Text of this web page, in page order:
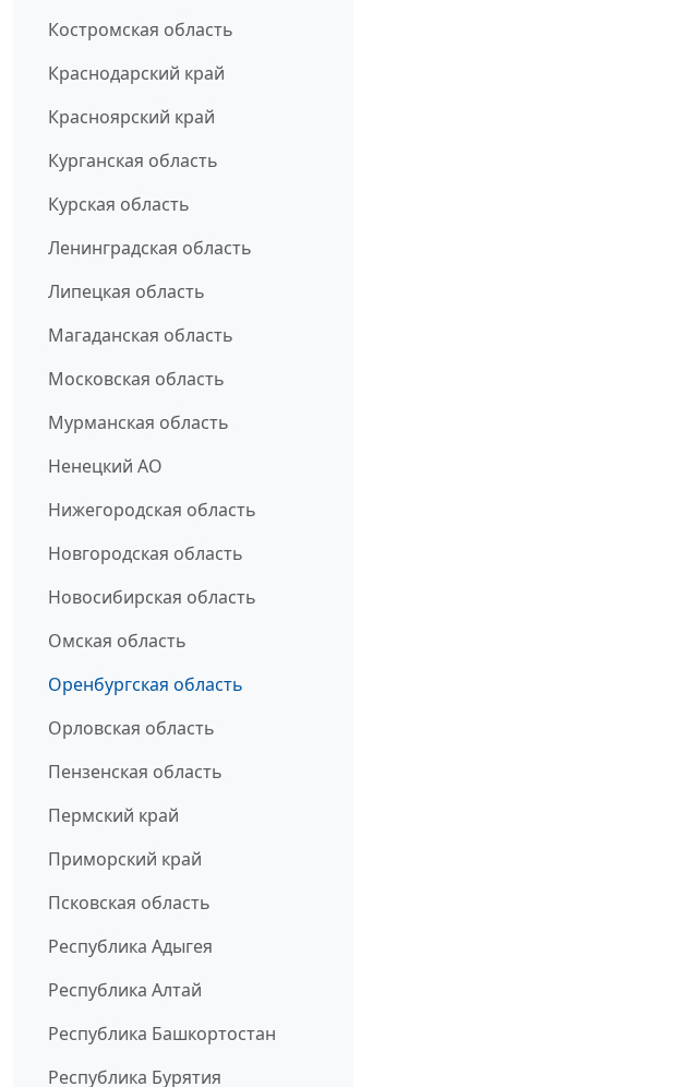
Костромская область
Краснодарский край
Красноярский край
Курганская область
Курская область
Ленинградская область
Липецкая область
Магаданская область
Московская область
Мурманская область
Ненецкий АО
Нижегородская область
Новгородская область
Новосибирская область
Омская область
Оренбургская область
Орловская область
Пензенская область
Пермский край
Приморский край
Псковская область
Республика Адыгея
Республика Алтай
Республика Башкортостан
Республика Бурятия